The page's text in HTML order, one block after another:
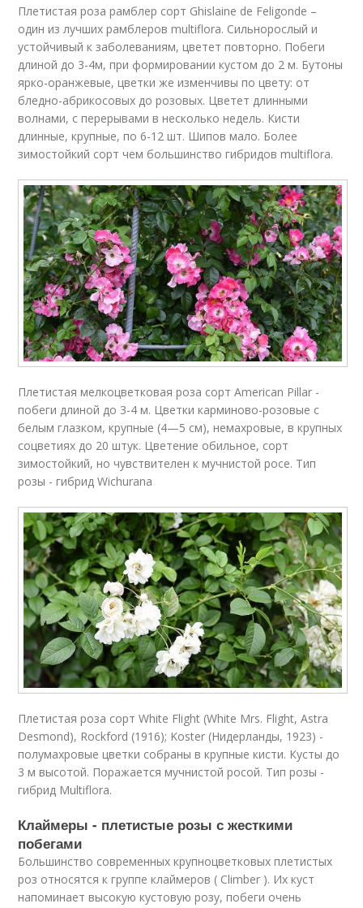
Плетистая роза рамблер сорт Ghislaine de Feligonde –
один из лучших рамблеров multiflora. Сильнорослый и
устойчивый к заболеваниям, цветет повторно. Побеги
длиной до 3-4м, при формировании кустом до 2 м. Бутоны
ярко-оранжевые, цветки же изменчивы по цвету: от
бледно-абрикосовых до розовых. Цветет длинными
волнами, с перерывами в несколько недель. Кисти
длинные, крупные, по 6-12 шт. Шипов мало. Более
зимостойкий сорт чем большинство гибридов multiflora.
Плетистая мелкоцветковая роза сорт American Pillar -
побеги длиной до 3-4 м. Цветки карминово-розовые с
белым глазком, крупные (4—5 см), немахровые, в крупных
соцветиях до 20 штук. Цветение обильное, сорт
зимостойкий, но чувствителен к мучнистой росе. Тип
розы - гибрид Wichurana
Плетистая роза сорт White Flight (White Mrs. Flight, Astra
Desmond), Rockford (1916); Koster (Нидерланды, 1923) -
полумахровые цветки собраны в крупные кисти. Кусты до
3 м высотой. Поражается мучнистой росой. Тип розы -
гибрид Multiflora.
Клаймеры - плетистые розы с жесткими
побегами
Большинство современных крупноцветковых плетистых
роз относятся к группе клаймеров ( Climber ). Их куст
напоминает высокую кустовую розу, побеги очень